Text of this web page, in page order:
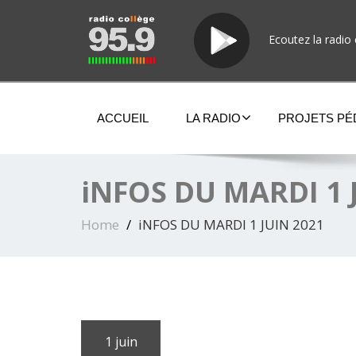
Ecoutez la radio
ACCUEIL LA RADIO PROJETS
iNFOS DU MARDI 1
Home iNFOS DU MARDI 1 JUIN 2021
1 juin